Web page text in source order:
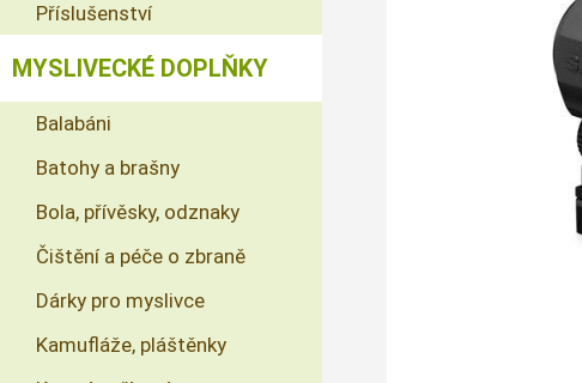
Příslušenství
MYSLIVECKÉ DOPLŇKY
Balabáni
Batohy a brašny
Bola, přívěsky, odznaky
Čištění a péče o zbraně
Dárky pro myslivce
Kamufláže, pláštěnky